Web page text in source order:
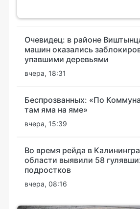
Очевидец: в районе
машин оказались
упавшими деревьями
вчера, 18:31
Беспрозванных: «По
там яма на яме»
вчера, 15:39
Во время рейда в
области выявили 58
подростков
вчера, 08:16